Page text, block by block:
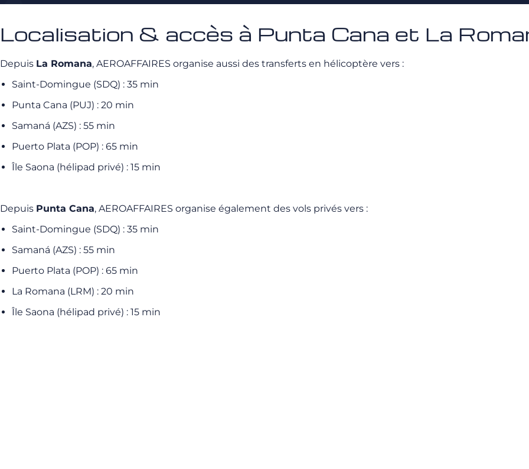
Localisation & accès à Punta Cana et La
Depuis La Romana, AEROAFFAIRES organise aussi des transferts en hélicoptère vers :
Saint-Domingue (SDQ) : 35 min
Punta Cana (PUJ) : 20 min
Samaná (AZS) : 55 min
Puerto Plata (POP) : 65 min
Île Saona (hélipad privé) : 15 min
Depuis Punta Cana, AEROAFFAIRES organise également des vols privés vers :
Saint-Domingue (SDQ) : 35 min
Samaná (AZS) : 55 min
Puerto Plata (POP) : 65 min
La Romana (LRM) : 20 min
Île Saona (hélipad privé) : 15 min